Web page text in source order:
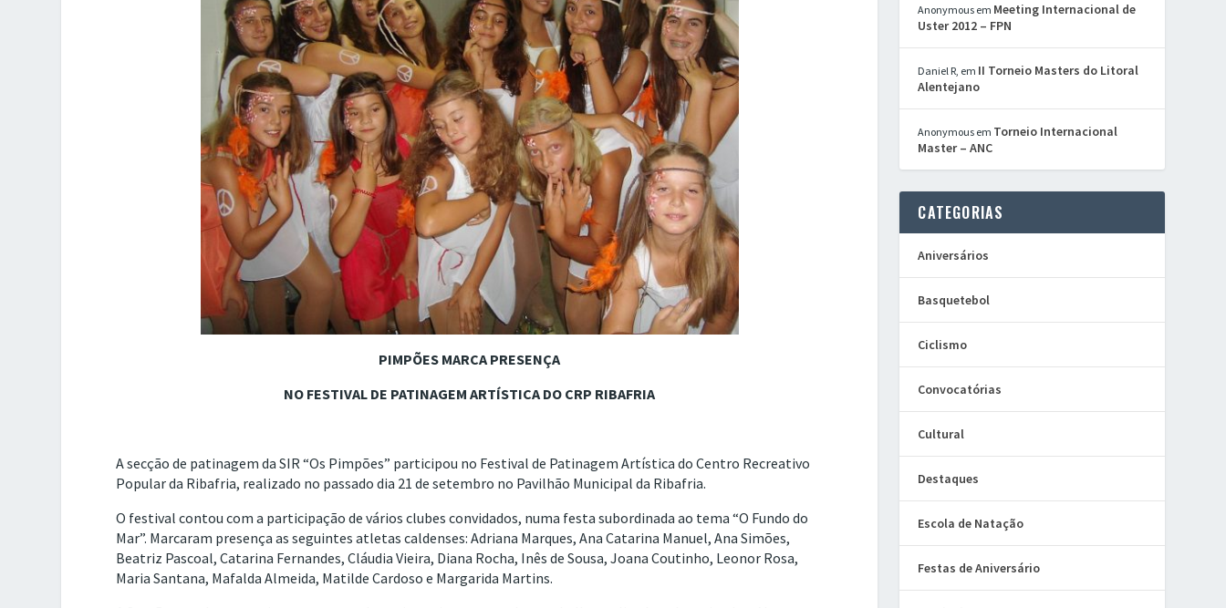
PIMPÕES MARCA PRESENÇA
NO FESTIVAL DE PATINAGEM ARTÍSTICA DO CRP RIBAFRIA
A secção de patinagem da SIR “Os Pimpões” participou no Festival de Patinagem Artística do Centro Recreativo
Popular da Ribafria, realizado no passado dia 21 de setembro no Pavilhão Municipal da Ribafria.
O festival contou com a participação de vários clubes convidados, numa festa subordinada ao tema “O Fundo do
Mar”. Marcaram presença as seguintes atletas caldenses: Adriana Marques, Ana Catarina Manuel, Ana Simões,
Beatriz Pascoal, Catarina Fernandes, Cláudia Vieira, Diana Rocha, Inês de Sousa, Joana Coutinho, Leonor Rosa,
Maria Santana, Mafalda Almeida, Matilde Cardoso e Margarida Martins.
Anonymous em Meeting Internacional de
Uster 2012 – FPN
Daniel R, em II Torneio Masters do Litoral
Alentejano
Anonymous em Torneio Internacional
Master – ANC
CATEGORIAS
Aniversários
Basquetebol
Ciclismo
Convocatórias
Cultural
Destaques
Escola de Natação
Festas de Aniversário